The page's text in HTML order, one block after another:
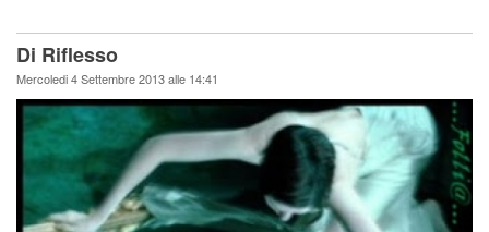
Di Riflesso
Mercoledi 4 Settembre 2013 alle 14:41